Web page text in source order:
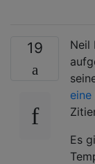
19
Neil
Es